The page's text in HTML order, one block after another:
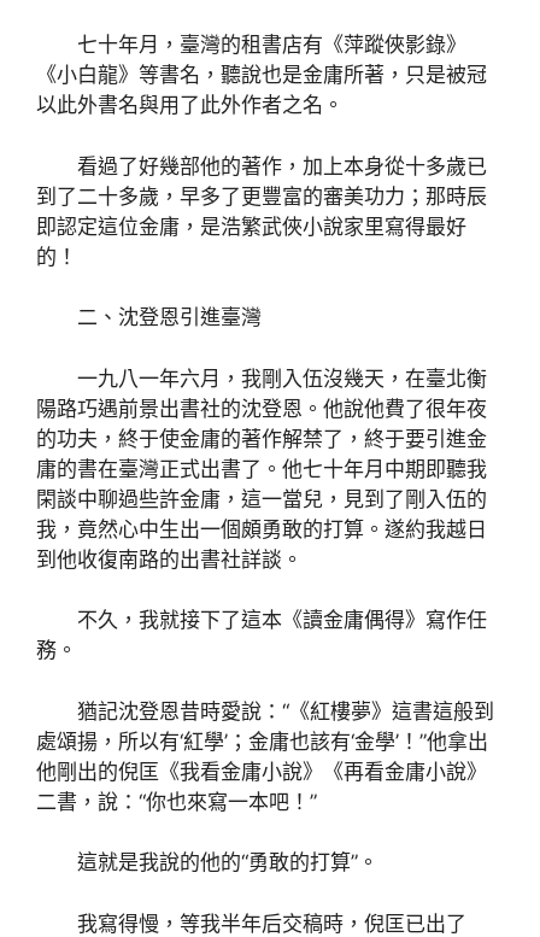
七十年月，臺灣的租書店有《萍蹤俠影錄》
《小白龍》等書名，聽說也是金庸所著，只是被冠
以此外書名與用了此外作者之名。
看過了好幾部他的著作，加上本身從十多歲已
到了二十多歲，早多了更豐富的審美功力；那時辰
即認定這位金庸，是浩繁武俠小說家里寫得最好
的！
二、沈登恩引進臺灣
一九八一年六月，我剛入伍沒幾天，在臺北衡
陽路巧遇前景出書社的沈登恩。他說他費了很年夜
的功夫，終于使金庸的著作解禁了，終于要引進金
庸的書在臺灣正式出書了。他七十年月中期即聽我
閑談中聊過些許金庸，這一當兒，見到了剛入伍的
我，竟然心中生出一個頗勇敢的打算。遂約我越日
到他收復南路的出書社詳談。
不久，我就接下了這本《讀金庸偶得》寫作任
務。
猶記沈登恩昔時愛說：“《紅樓夢》這書這般到
處頌揚，所以有‘紅學’；金庸也該有‘金學’！”他拿出
他剛出的倪匡《我看金庸小說》《再看金庸小說》
二書，說：“你也來寫一本吧！”
這就是我說的他的“勇敢的打算”。
我寫得慢，等我半年后交稿時，倪匡已出了